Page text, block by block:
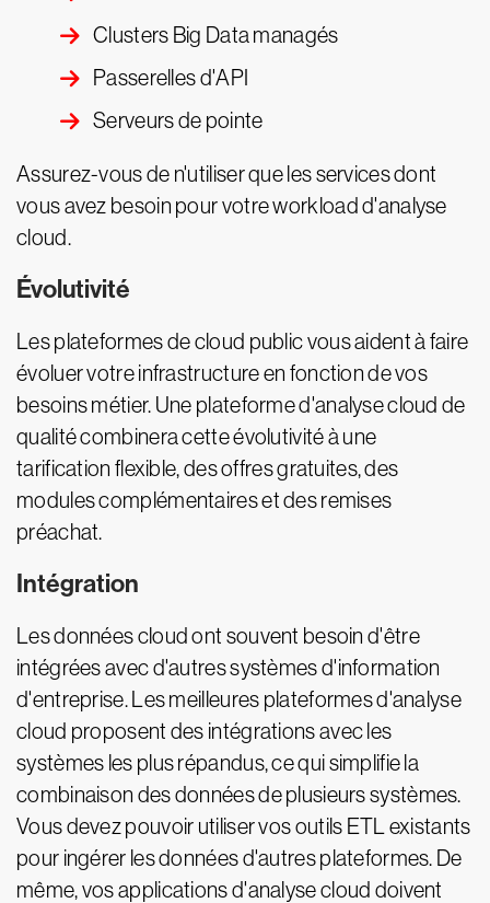
Clusters Big Data managés
Passerelles d'API
Serveurs de pointe
Assurez-vous de n'utiliser que les services dont
vous avez besoin pour votre workload d'analyse
cloud.
Évolutivité
Les plateformes de cloud public vous aident à faire
évoluer votre infrastructure en fonction de vos
besoins métier. Une plateforme d'analyse cloud de
qualité combinera cette évolutivité à une
tarification flexible, des offres gratuites, des
modules complémentaires et des remises
préachat.
Intégration
Les données cloud ont souvent besoin d'être
intégrées avec d'autres systèmes d'information
d'entreprise. Les meilleures plateformes d'analyse
cloud proposent des intégrations avec les
systèmes les plus répandus, ce qui simplifie la
combinaison des données de plusieurs systèmes.
Vous devez pouvoir utiliser vos outils ETL existants
pour ingérer les données d'autres plateformes. De
même, vos applications d'analyse cloud doivent